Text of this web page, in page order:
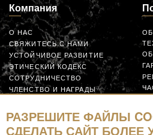
Компания
О НАС
СВЯЖИТЕСЬ С НАМИ
УСТОЙЧИВОЕ РАЗВИТИЕ
ЭТИЧЕСКИЙ КОДЕКС
СОТРУДНИЧЕСТВО
ЧЛЕНСТВО И НАГРАДЫ
СОТРУДНИЧАЙТЕ
РАЗРЕШИТЕ ФАЙЛЫ
СДЕЛАТЬ САЙТ БОЛЕЕ